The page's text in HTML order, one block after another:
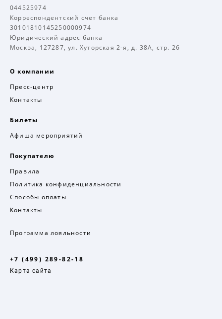
044525974
Корреспондентский счет банка
30101810145250000974
Юридический адрес банка
Москва, 127287, ул. Хуторская 2-я, д. 38А, стр. 26
О компании
Пресс-центр
Контакты
Билеты
Афиша мероприятий
Покупателю
Правила
Политика конфиденциальности
Способы оплаты
Контакты
Программа лояльности
+7 (499) 289-82-18
Карта сайта